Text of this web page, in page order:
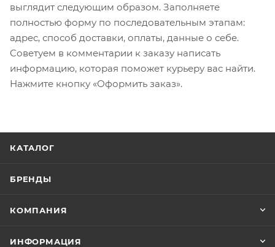
выглядит следующим образом. Заполняете
полностью форму по последовательным этапам:
адрес, способ доставки, оплаты, данные о себе.
Советуем в комментарии к заказу написать
информацию, которая поможет курьеру вас найти.
Нажмите кнопку «Оформить заказ».
КАТАЛОГ
БРЕНДЫ
КОМПАНИЯ
ИНФОРМАЦИЯ